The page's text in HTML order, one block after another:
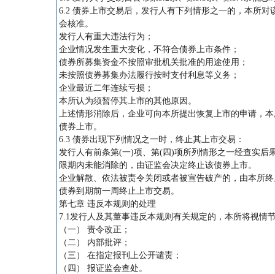
6.2 债券上市交易后，发行人有下列情形之一的，本所
会核准。
发行人有重大违法行为；
企业情况发生重大变化，不符合债券上市条件；
债券所募集资金不按照审批机关批准的用途使用；
未按照债券募集办法履行按时支付利息等义务；
企业最近二年连续亏损；
本所认为须暂停其上市的其他原因。
上述情形消除后，企业可向本所提出恢复上市的申请，
债券上市。
6.3 债券出现下列情况之一时，终止其上市交易：
发行人有前条第(一)项、第(四)项所列情形之一经查实
限期内未能消除的，由证监会决定终止该债券上市。
企业解散、依法被责令关闭或者被宣告破产的，由本所
债券到期前一周终止上市交易。
第七章 违反本规则的处理
7.1发行人及其董事违反本规则有关规定的，本所将视情
（一） 责令改正；
（二） 内部批评；
（三） 在指定报刊上公开谴责；
（四） 报证监会查处。